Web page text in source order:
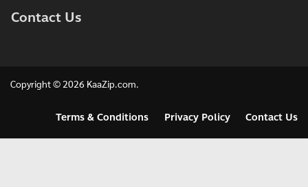
Contact Us
Copyright © 2026 KaaZip.com.
Terms & Conditions Privacy Policy Contact Us